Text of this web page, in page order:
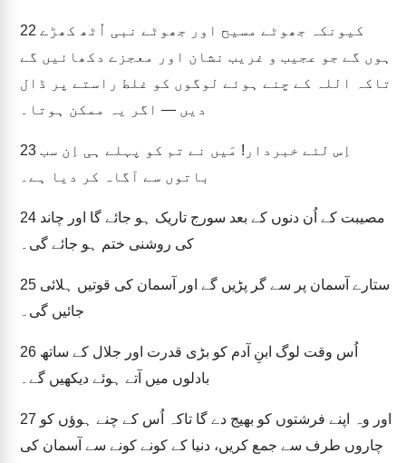
22
ہوں گے جو عجیب و غریب نشان اور معجزے دکھائیں گے
تاکہ اللہ کے چنے ہوئے لوگوں کو غلط راستے پر ڈال
دیں — اگر یہ ممکن ہوتا۔
23
باتوں سے آگاہ کر دیا ہے۔
24
کی روشنی ختم ہو جائے گی۔
25
جائیں گی۔
26
بادلوں میں آتے ہوئے دیکھیں گے۔
27
چاروں طرف سے جمع کریں، دنیا کے کونے کونے سے آسمان کی